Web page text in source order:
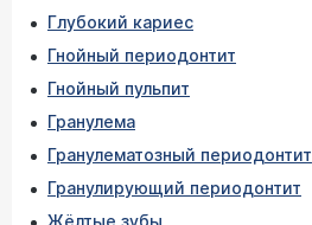
Глубокий кариес
Гнойный периодонтит
Гнойный пульпит
Гранулема
Гранулематозный периодонтит
Гранулирующий периодонтит
Жёлтые зубы